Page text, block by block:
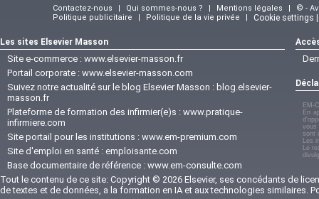
Contactez-nous | Qui sommes-nous ? | Mentions légales |
© -
Politique publicitaire
| Politique de la vie privée | Cookie settings
Les sites Elsevier Masson
Site e-commerce : www.elsevier-masson.fr
Portail corporate : www.elsevier-masson.com
Suivez notre actualité sur le blog Elsevier Masson : blog.elsevier-
masson.fr
Plateforme de formation des infirmier(e)s : www.pratique-
infirmiere.com
Site portail pour les institutions : www.em-premium.com
Site d'emploi en santé : emploisante.com
Base documentaire de référence : www.em-consulte.com
EM-
En
vous
sont
Les
Le
Tout le contenu de ce site: Copyright © 2026 Elsevier, ses concédants de
de textes et de données, a la formation en IA et aux technologies similaires.